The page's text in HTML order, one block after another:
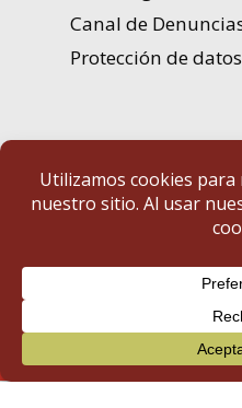
Canal de
Protección de datos
Portal de